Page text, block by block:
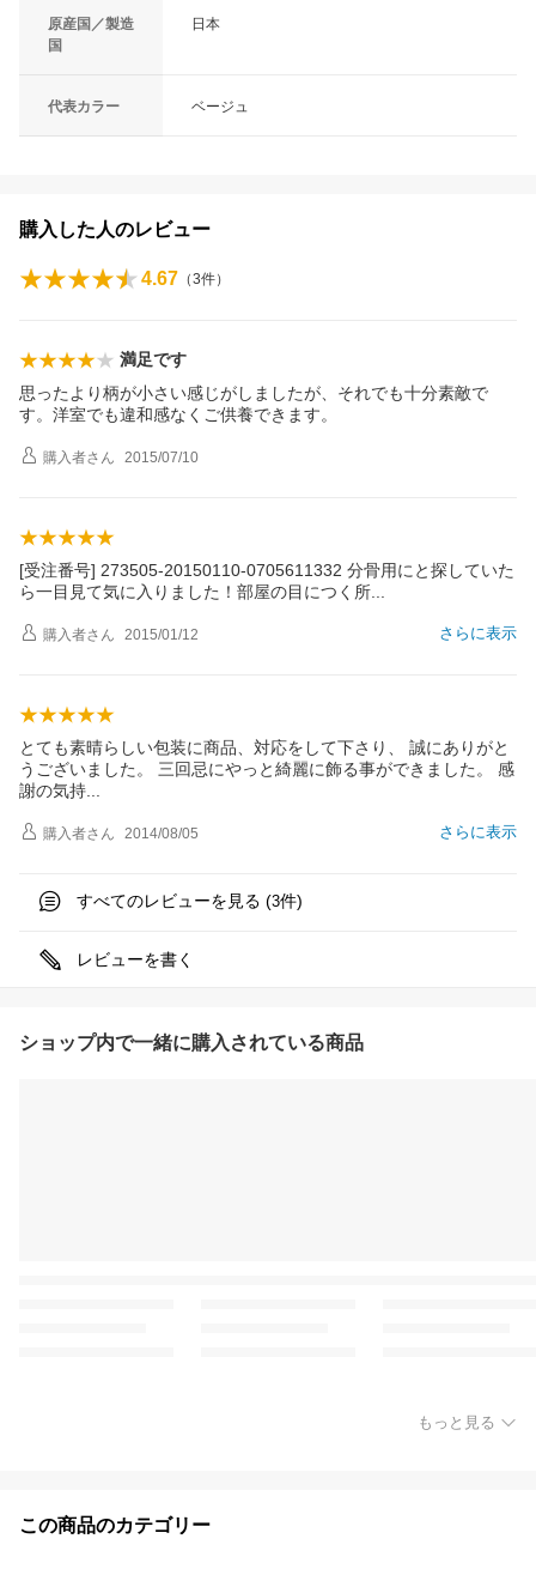
原産国／製造
国
日本
代表カラー ベージュ
購入した人のレビュー
4.67 （3件）
満足です
思ったより柄が小さい感じがしましたが、それでも十分素敵で
す。洋室でも違和感なくご供養できます。
購入者さん 2015/07/10
[受注番号] 273505-20150110-0705611332 分骨用にと探していた
ら一目見て気に入りました！部屋の目につく 所
さらに表示
購入者さん 2015/01/12
とても素晴らしい包装に商品、対応をして下さり、 誠にありがと
うございました。 三回忌にやっと綺麗に飾る事ができました。 感
謝の気持
さらに表示
購入者さん 2014/08/05
すべてのレビューを見る (3件)
レビューを書く
ショップ内で一緒に購入されている商品
もっと見る
この商品のカテゴリー